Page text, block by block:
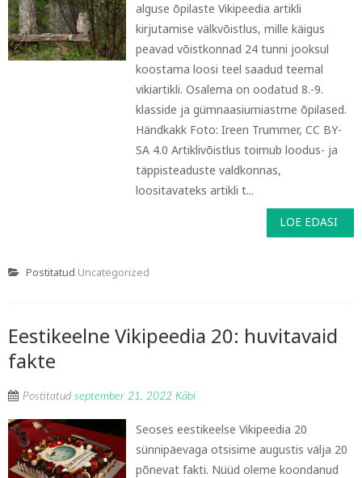
alguse õpilaste Vikipeedia artikli
kirjutamise välkvõistlus, mille käigus
peavad võistkonnad 24 tunni jooksul
koostama loosi teel saadud teemal
vikiartikli. Osalema on oodatud 8.-9.
klasside ja gümnaasiumiastme õpilased.
Händkakk Foto: Ireen Trummer, CC BY-
SA 4.0 Artiklivõistlus toimub loodus- ja
täppisteaduste valdkonnas,
loositavateks artikli t...
LOE EDASI
Postitatud Uncategorized
Eestikeelne Vikipeedia 20: huvitavaid
fakte
Postitatud september 21, 2022 Käbi
Seoses eestikeelse Vikipeedia 20
sünnipäevaga otsisime augustis välja 20
põnevat fakti. Nüüd oleme koondanud